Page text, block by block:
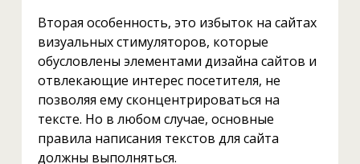
Вторая особенность, это избыток на сайтах
визуальных стимуляторов, которые
обусловлены элементами дизайна сайтов и
отвлекающие интерес посетителя, не
позволяя ему сконцентрироваться на
тексте. Но в любом случае, основные
правила написания текстов для сайта
должны выполняться.